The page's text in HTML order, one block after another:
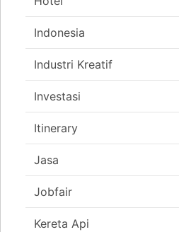
Indonesia
Industri Kreatif
Investasi
Itinerary
Jasa
Jobfair
Kereta Api